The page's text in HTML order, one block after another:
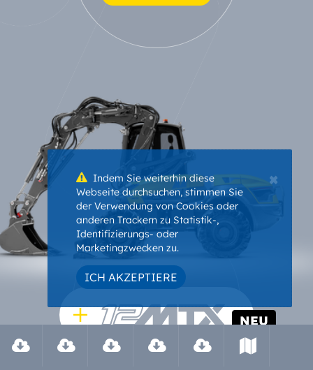
NEU
×
Indem Sie weiterhin diese
Webseite durchsuchen, stimmen Sie
der Verwendung von Cookies oder
anderen Trackern zu Statistik-,
Identifizierungs- oder
Marketingzwecken zu.
ICH AKZEPTIERE